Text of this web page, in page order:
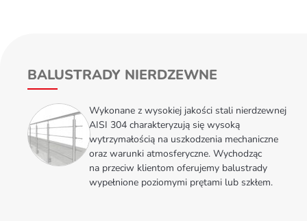
BALUSTRADY NIERDZEWNE
Wykonane z wysokiej jakości stali nierdzewnej
AISI 304 charakteryzują się wysoką
wytrzymałością na uszkodzenia mechaniczne
oraz warunki atmosferyczne. Wychodząc
na przeciw klientom oferujemy balustrady
wypełnione poziomymi prętami lub szkłem.